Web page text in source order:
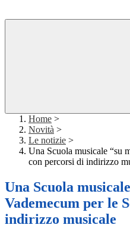
Home >
Novità >
Le notizie >
Una Scuola musicale “su
con percorsi di indirizzo
Una Scuola
Vademecum per le
indirizzo musicale